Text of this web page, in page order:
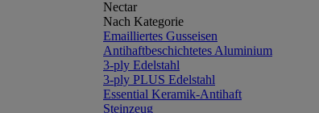
Nectar
Nach Kategorie
Emailliertes Gusseisen
Antihaftbeschichtetes Aluminium
3-ply Edelstahl
3-ply PLUS Edelstahl
Essential Keramik-Antihaft
Steinzeug